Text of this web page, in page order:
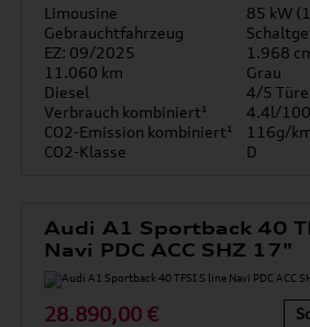
Limousine
85 kW
Gebrauchtfahrzeug
EZ: 09/2025
1.968
11.060 km
Grau
Diesel
4/5
Verbrauch kombiniert¹
4.4l/
CO2-Emission kombiniert¹
116g/
CO2-Klasse
D
Audi A1 Sportback 40
Navi PDC ACC SHZ 17"
28.890,00 €